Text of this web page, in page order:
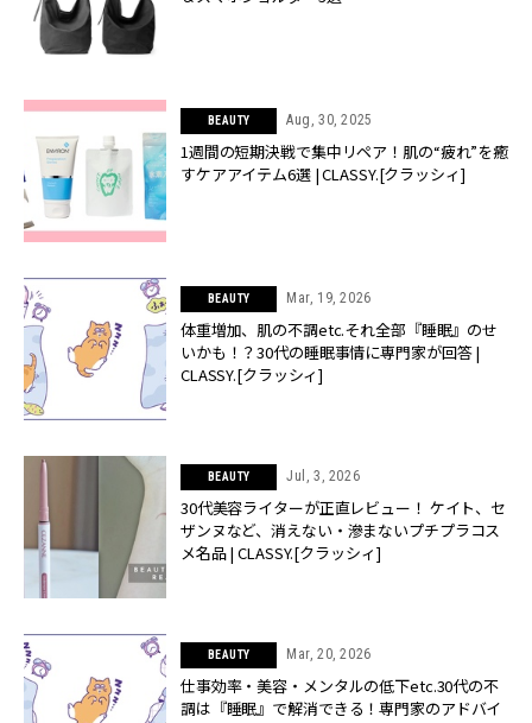
BEAUTY Aug, 30, 2025
1週間の短期決戦で集中リペア！肌の“疲れ”を癒
すケアアイテム6選 | CLASSY.[クラッシィ]
BEAUTY Mar, 19, 2026
体重増加、肌の不調etc.それ全部『睡眠』のせ
いかも！？30代の睡眠事情に専門家が回答 |
CLASSY.[クラッシィ]
BEAUTY Jul, 3, 2026
30代美容ライターが正直レビュー！ ケイト、セ
ザンヌなど、消えない・滲まないプチプラコス
メ名品 | CLASSY.[クラッシィ]
BEAUTY Mar, 20, 2026
仕事効率・美容・メンタルの低下etc.30代の不
調は『睡眠』で解消できる！専門家のアドバイ